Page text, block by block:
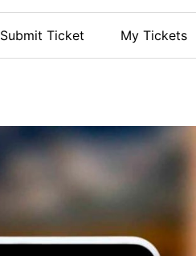
Submit Ticket My Tickets